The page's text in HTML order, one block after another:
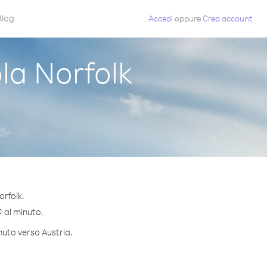
Accedi oppureCrea account
Norfolk
al minuto.
verso Austria.